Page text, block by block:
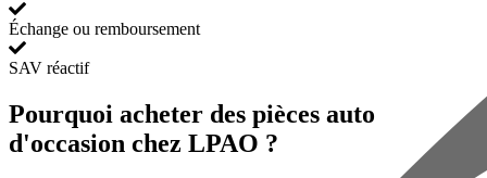
Échange ou remboursement
SAV réactif
Pourquoi acheter des pièces auto
d'occasion chez LPAO ?